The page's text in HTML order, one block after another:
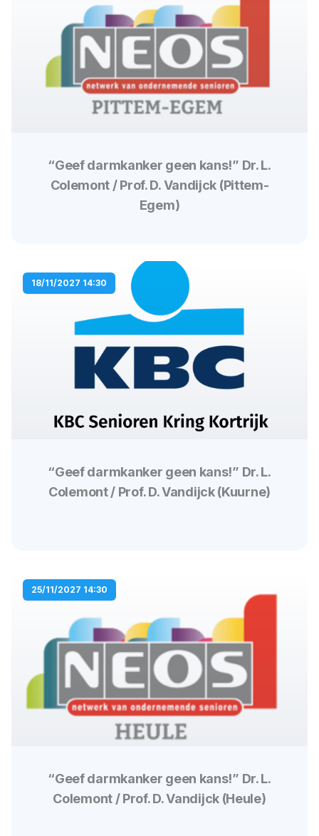
“Geef darmkanker geen kans!” Dr. L.
Colemont / Prof. D. Vandijck (Pittem-
Egem)
“Geef darmkanker geen kans!” Dr. L.
Colemont / Prof. D. Vandijck (Kuurne)
18/11/2027 14:30
“Geef darmkanker geen kans!” Dr. L.
Colemont / Prof. D. Vandijck (Heule)
25/11/2027 14:30